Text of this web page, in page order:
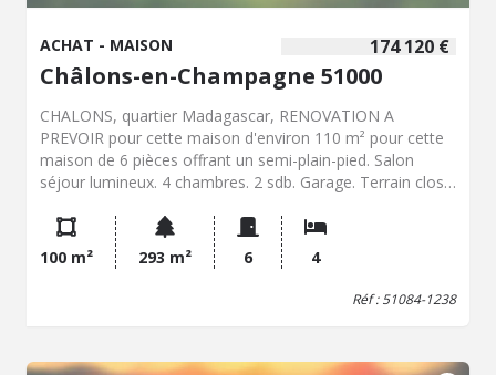
174 120 €
ACHAT - MAISON
Châlons-en-Champagne 51000
CHALONS, quartier Madagascar, RENOVATION A
PREVOIR pour cette maison d'environ 110 m² pour cette
maison de 6 pièces offrant un semi-plain-pied. Salon
séjour lumineux. 4 chambres. 2 sdb. Garage. Terrain clos
auxquels ce bien sont soumis sont disponibles sur le site :
www.georisques.gouv.fr
100 m² 293 m² 6 4
Réf : 51084-1238